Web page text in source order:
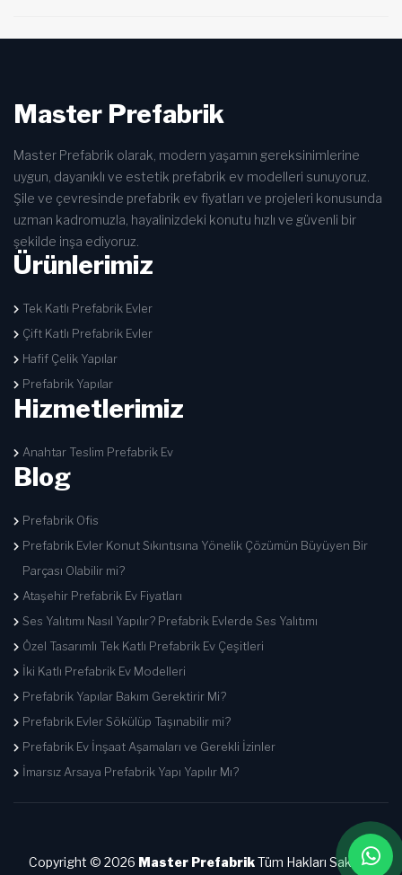
Master Prefabrik
Master Prefabrik olarak, modern yaşamın gereksinimlerine
uygun, dayanıklı ve estetik prefabrik ev modelleri sunuyoruz.
Şile ve çevresinde prefabrik ev fiyatları ve projeleri konusunda
uzman kadromuzla, hayalinizdeki konutu hızlı ve güvenli bir
şekilde inşa ediyoruz.
Ürünlerimiz
Tek Katlı Prefabrik Evler
Çift Katlı Prefabrik Evler
Hafif Çelik Yapılar
Prefabrik Yapılar
Hizmetlerimiz
Anahtar Teslim Prefabrik Ev
Blog
Prefabrik Ofis
Prefabrik Evler Konut Sıkıntısına Yönelik Çözümün Büyüyen Bir
Parçası Olabilir mi?
Ataşehir Prefabrik Ev Fiyatları
Ses Yalıtımı Nasıl Yapılır? Prefabrik Evlerde Ses Yalıtımı
Özel Tasarımlı Tek Katlı Prefabrik Ev Çeşitleri
İki Katlı Prefabrik Ev Modelleri
Prefabrik Yapılar Bakım Gerektirir Mi?
Prefabrik Evler Sökülüp Taşınabilir mi?
Prefabrik Ev İnşaat Aşamaları ve Gerekli İzinler
İmarsız Arsaya Prefabrik Yapı Yapılır Mı?
Copyright © 2026 Master PrefabrikTüm Hakları Saklıdır.